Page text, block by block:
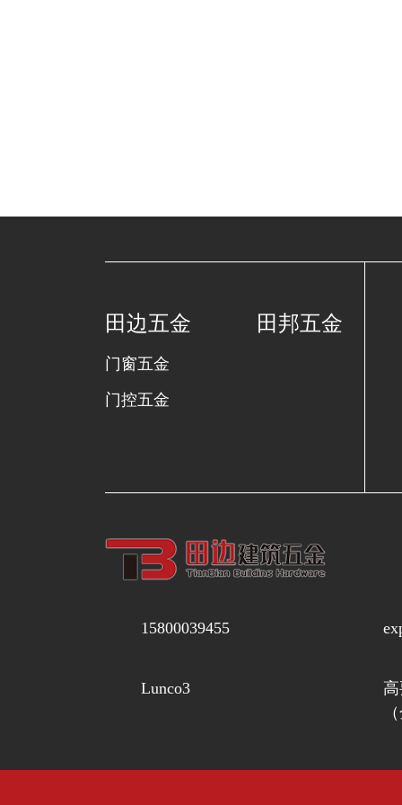
田边五金
门窗五金
门控五金
田邦五金
15800039455
Lunco3